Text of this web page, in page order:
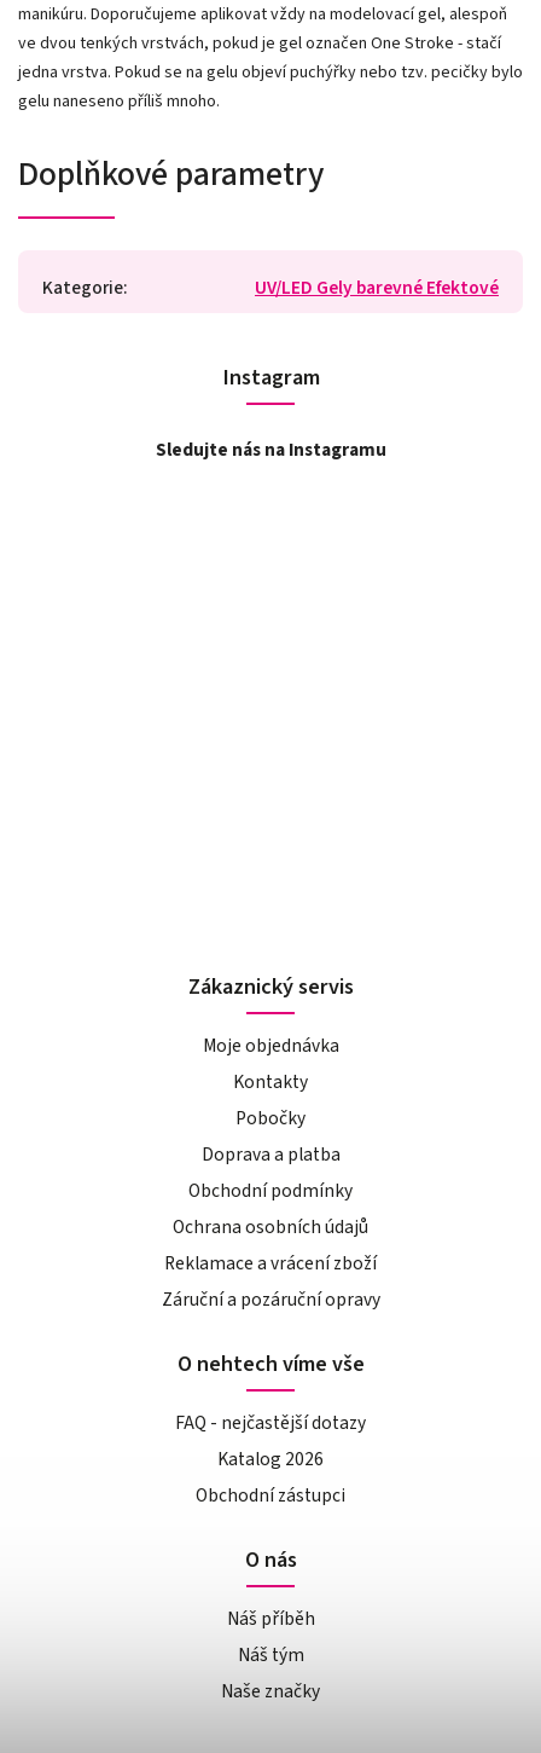
manikúru. Doporučujeme aplikovat vždy na modelovací gel, alespoň
ve dvou tenkých vrstvách, pokud je gel označen One Stroke - stačí
jedna vrstva. Pokud se na gelu objeví puchýřky nebo tzv. pecičky bylo
gelu naneseno příliš mnoho.
Doplňkové parametry
Kategorie: UV/LED Gely barevné Efektové
Instagram
Sledujte nás na Instagramu
Zákaznický servis
Moje objednávka
Kontakty
Pobočky
Doprava a platba
Obchodní podmínky
Ochrana osobních údajů
Reklamace a vrácení zboží
Záruční a pozáruční opravy
O nehtech víme vše
FAQ - nejčastější dotazy
Katalog 2026
Obchodní zástupci
O nás
Náš příběh
Náš tým
Naše značky